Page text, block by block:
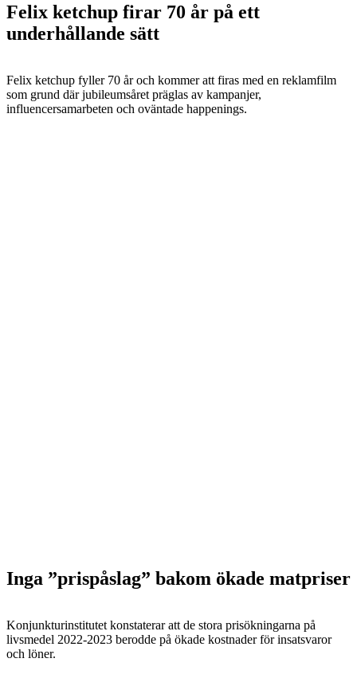
Felix ketchup firar 70 år på ett
underhållande sätt
Felix ketchup fyller 70 år och kommer att firas med en reklamfilm
som grund där jubileumsåret präglas av kampanjer,
influencersamarbeten och oväntade happenings.
Inga ”prispåslag” bakom ökade matpriser
Konjunkturinstitutet konstaterar att de stora prisökningarna på
livsmedel 2022-2023 berodde på ökade kostnader för insatsvaror
och löner.